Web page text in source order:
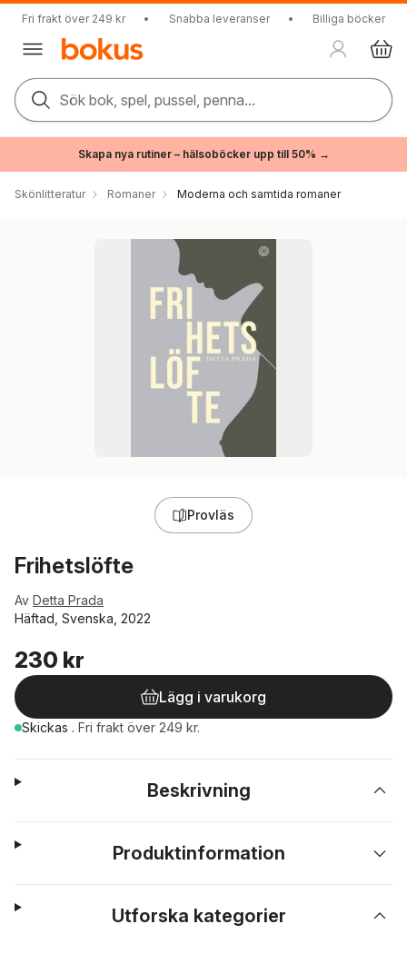
Fri frakt över 249 kr • Snabba leveranser • Billiga böcker
Sök bok, spel, pussel, penna...
Skapa nya rutiner – hälsoböcker upp till 50% →
Skönlitteratur Romaner Moderna och samtida romaner
Provläs
Frihetslöfte
Av Detta Prada
Häftad, Svenska, 2022
230 kr
Lägg i varukorg
Skickas . Fri frakt över 249 kr.
Beskrivning
Produktinformation
Utforska kategorier